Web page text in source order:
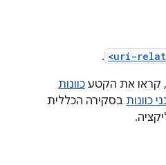
<uri-
.
קראו את הקטע כוונות
כוונות בסקירה הכללית